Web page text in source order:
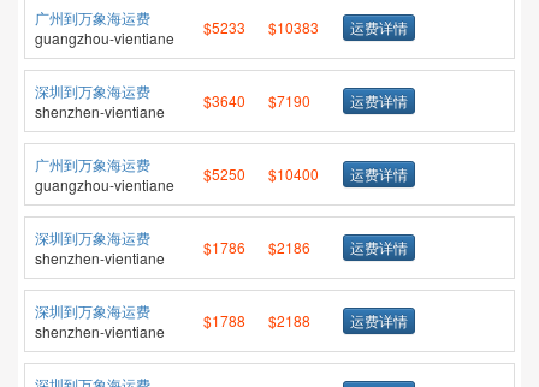
广州到万象海运费
guangzhou-vientiane
$5233 $10383 运费详情
深圳到万象海运费
shenzhen-vientiane
$3640 $7190 运费详情
广州到万象海运费
guangzhou-vientiane
$5250 $10400 运费详情
深圳到万象海运费
shenzhen-vientiane
$1786 $2186 运费详情
深圳到万象海运费
shenzhen-vientiane
$1788 $2188 运费详情